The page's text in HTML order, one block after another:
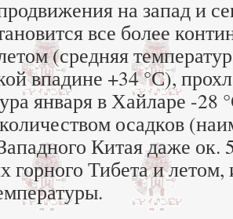
на запад и
все более
(средняя
впадине +34 °С),
января в Хайларе -28
осадков
Китая даже
горного Тибета и